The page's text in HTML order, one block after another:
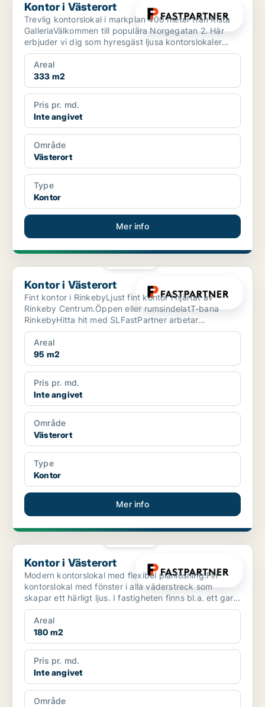
Kontor i Västerort
Trevlig kontorslokal i markplan 400 meter från Kista
GalleriaVälkommen till populära Norgegatan 2. Här
erbjuder vi dig som hyresgäst ljusa kontorslokaler
med...
Areal
333 m2
Pris pr. md.
Inte angivet
Område
Västerort
Type
Kontor
Mer info
Kontor i Västerort
Kontor i Västerort
Fint kontor i RinkebyLjust fint kontor i hjärtat av
Rinkeby Centrum.Öppen eller rumsindelatT-bana
RinkebyHitta hit med SLFastPartner arbetar
långsiktigt med ...
Areal
95 m2
Pris pr. md.
Inte angivet
Område
Västerort
Type
Kontor
Mer info
Kontor i Västerort
Kontor i Västerort
Modern kontorslokal med flexibel planlösning.Fin
kontorslokal med fönster i alla väderstreck som
skapar ett härligt ljus. I fastigheten finns bl.a. ett gar...
Areal
180 m2
Pris pr. md.
Inte angivet
Område